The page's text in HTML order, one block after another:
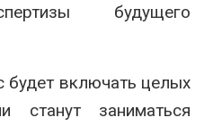
будущего
будет включать целых
станут заниматься